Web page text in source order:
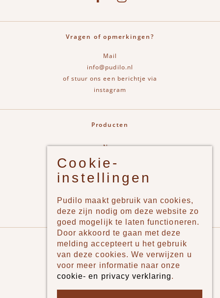
Vragen of opmerkingen?
Mail
info@pudilo.nl
of stuur ons een berichtje via
instagram
Producten
New
Jongens
Meisjes
Merken
Pudilo
Over ons
Algemene voorwaarden
Cookie-
instellingen
Pudilo maakt gebruik van cookies,
deze zijn nodig om deze website zo
goed mogelijk te laten functioneren.
Door akkoord te gaan met deze
melding accepteert u het gebruik
van deze cookies. We verwijzen u
voor meer informatie naar onze
cookie- en privacy verklaring.